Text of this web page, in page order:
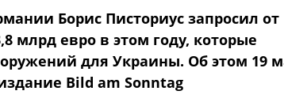
Борис Писториус запросил от
млрд евро в этом году, которые
для Украины. Об этом 19
Bild am Sonntag